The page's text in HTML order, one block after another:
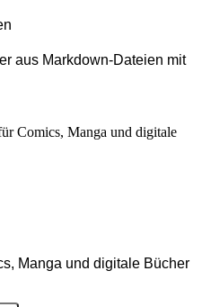
aus Markdown-Dateien mit
Manga und digitale Bücher